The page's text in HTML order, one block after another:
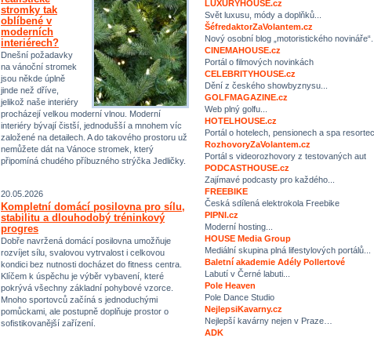
stromky tak
oblíbené v
moderních
interiérech?
Dnešní požadavky
na vánoční stromek
jsou někde úplně
jinde než dříve,
jelikož naše interiéry
procházejí velkou moderní vlnou. Moderní
interiéry bývají čistší, jednodušší a mnohem víc
založené na detailech. A do takového prostoru už
nemůžete dát na Vánoce stromek, který
připomíná chudého příbuzného strýčka Jedličky.
20.05.2026
Kompletní domácí posilovna pro sílu,
stabilitu a dlouhodobý tréninkový
progres
Dobře navržená domácí posilovna umožňuje
rozvíjet sílu, svalovou vytrvalost i celkovou
kondici bez nutnosti docházet do fitness centra.
Klíčem k úspěchu je výběr vybavení, které
pokrývá všechny základní pohybové vzorce.
Mnoho sportovců začíná s jednoduchými
pomůckami, ale postupně doplňuje prostor o
sofistikovanější zařízení.
LUXURYHOUSE.cz
Svět luxusu, módy a doplňků...
ŠéfredaktorZaVolantem.cz
Nový osobní blog „motoristického novináře“.
CINEMAHOUSE.cz
Portál o filmových novinkách
CELEBRITYHOUSE.cz
Dění z českého showbyznysu...
GOLFMAGAZINE.cz
Web plný golfu...
HOTELHOUSE.cz
Portál o hotelech, pensionech a spa
RozhovoryZaVolantem.cz
Portál s videorozhovory z testovaných aut
PODCASTHOUSE.cz
Zajímavé podcasty pro každého...
FREEBIKE
Česká sdílená elektrokola Freebike
PIPNI.cz
Moderní hosting...
HOUSE Media Group
Mediální skupina plná lifestylových portálů...
Baletní akademie Adély Pollertové
Labutí v Černé labuti...
Pole Heaven
Pole Dance Studio
NejlepsiKavarny.cz
Nejlepší kavárny nejen v Praze…
ADK